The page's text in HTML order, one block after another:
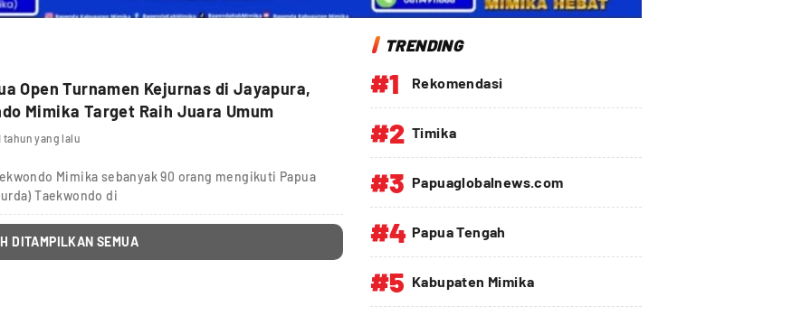
Open Turnamen Kejurnas di Jayapura,
Mimika Target Raih Juara Umum
tahun yang lalu
Mimika sebanyak 90 orang mengikuti Papua
Taekwondo di
DITAMPILKAN SEMUA
TRENDING
#1 Rekomendasi
#2 Timika
#3 Papuaglobalnews.com
#4 Papua Tengah
#5 Kabupaten Mimika